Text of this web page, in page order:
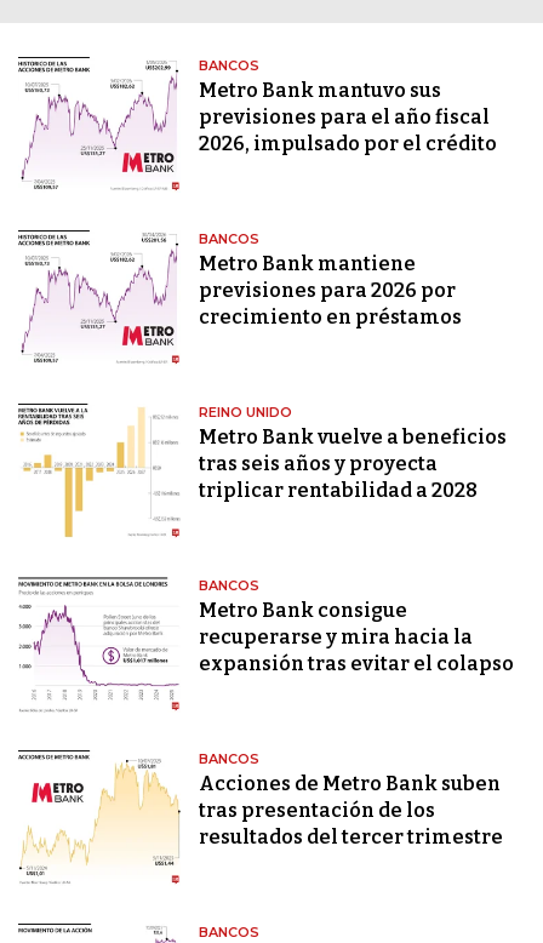
BANCOS
Metro Bank mantuvo sus
previsiones para el año fiscal
2026, impulsado por el crédito
BANCOS
Metro Bank mantiene
previsiones para 2026 por
crecimiento en préstamos
REINO UNIDO
Metro Bank vuelve a beneficios
tras seis años y proyecta
triplicar rentabilidad a 2028
BANCOS
Metro Bank consigue
recuperarse y mira hacia la
expansión tras evitar el colapso
BANCOS
Acciones de Metro Bank suben
tras presentación de los
resultados del tercer trimestre
BANCOS